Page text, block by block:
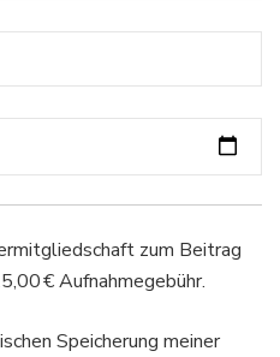
zum Beitrag
€ Aufnahmegebühr.
Speicherung meiner